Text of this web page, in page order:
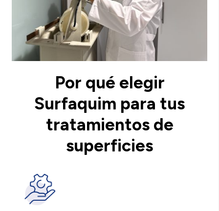
Ver todos los servicios
Por qué elegir
Surfaquim para tus
tratamientos de
superficies